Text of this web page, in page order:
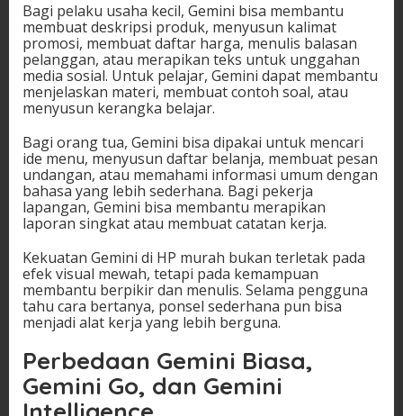
Bagi pelaku usaha kecil, Gemini bisa membantu
membuat deskripsi produk, menyusun kalimat
promosi, membuat daftar harga, menulis balasan
pelanggan, atau merapikan teks untuk unggahan
media sosial. Untuk pelajar, Gemini dapat membantu
menjelaskan materi, membuat contoh soal, atau
menyusun kerangka belajar.
Bagi orang tua, Gemini bisa dipakai untuk mencari
ide menu, menyusun daftar belanja, membuat pesan
undangan, atau memahami informasi umum dengan
bahasa yang lebih sederhana. Bagi pekerja
lapangan, Gemini bisa membantu merapikan
laporan singkat atau membuat catatan kerja.
Kekuatan Gemini di HP murah bukan terletak pada
efek visual mewah, tetapi pada kemampuan
membantu berpikir dan menulis. Selama pengguna
tahu cara bertanya, ponsel sederhana pun bisa
menjadi alat kerja yang lebih berguna.
Perbedaan Gemini Biasa,
Gemini Go, dan Gemini